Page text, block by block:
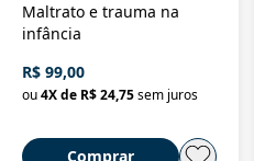
Maltrato e trauma na
infância
R$ 99,00
ou4X de R$ 24,75sem juros
Comprar